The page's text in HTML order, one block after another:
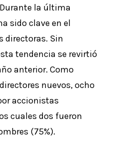
la última
sido clave en el
directoras. Sin
tendencia se revirtió
anterior. Como
nuevos, ocho
accionistas
cuales dos fueron
(75%).